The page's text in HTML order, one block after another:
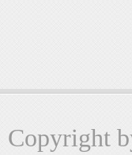
Copyright